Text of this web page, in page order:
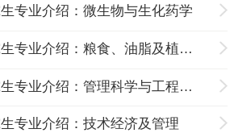
专业介绍：微生物与生化药学
北京化工大学研究生专业介绍：粮食、油脂及植物蛋白工程
北京化工大学研究生专业介绍：管理科学与工程
专业介绍：技术经济及管理